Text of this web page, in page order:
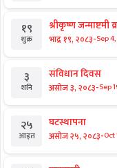
१९
शुक्र
श्रीकृष्ण जन्माष्टमी
भाद्र १९, २०८३-Sep
३
शनि
संविधान दिवस
असोज ३, २०८३-Sep
२५
आइत
घटस्थापना
असोज २५, २०८३-Oct